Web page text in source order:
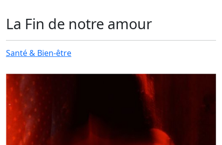
La Fin de notre amour
Santé & Bien-être